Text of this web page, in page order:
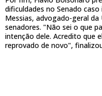
dificuldades no Senado
Messias, advogado-geral
senadores. "Não sei o que
intenção dele. Acredito que
reprovado de novo",